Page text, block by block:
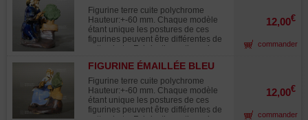
miniatures "saikei"et en
accompagnement avec le bonsaï.
MARINE TAILLEUR BONSAI
Figurine terre cuite polychrome
Hauteur:+-60 mm. Chaque modèle
étant unique les postures de ces
figurines peuvent être différentes de
cette photo. Fabrication artisanale
très soignée. Utilisée dans la
composition des paysages
miniatures "saikei"et en
accompagnement avec le bonsaï.
12,00€
commander
FIGURINE ÉMAILLÉE BLEU
TAILLEUR BONSAI
Figurine terre cuite polychrome
Hauteur:+-60 mm. Chaque modèle
étant unique les postures de ces
figurines peuvent être différentes de
12,00€
commander